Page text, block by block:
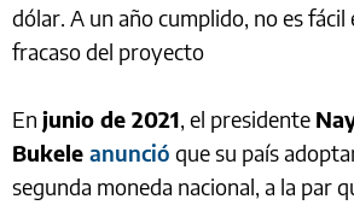
dólar. A un año cumplido, no es
fracaso del proyecto
En junio de 2021, el presidente
Bukele anunció que su país
segunda moneda nacional, a la par